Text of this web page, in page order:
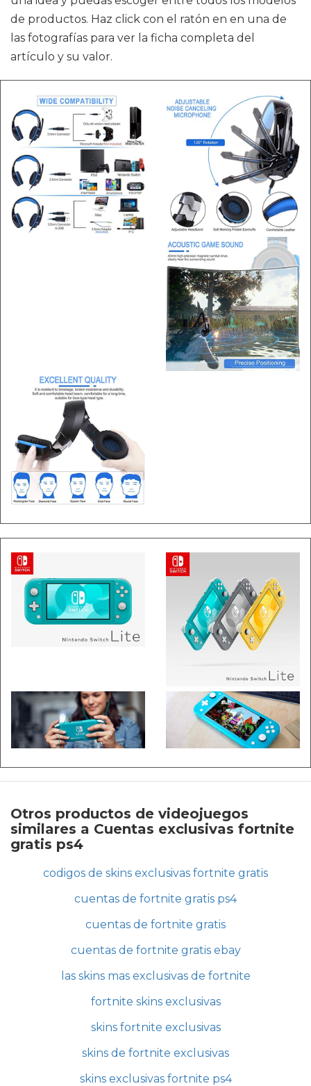
de productos. Haz click con el ratón en en una de
las fotografías para ver la ficha completa del
artículo y su valor.
Otros productos de videojuegos
similares a Cuentas exclusivas fortnite
gratis ps4
codigos de skins exclusivas fortnite gratis
cuentas de fortnite gratis ps4
cuentas de fortnite gratis
cuentas de fortnite gratis ebay
las skins mas exclusivas de fortnite
fortnite skins exclusivas
skins fortnite exclusivas
skins de fortnite exclusivas
skins exclusivas fortnite ps4